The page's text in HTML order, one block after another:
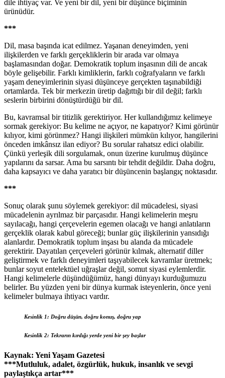
dile ihtiyaç var. Ve yeni bir dil, yeni bir düşünce biçiminin
ürünüdür.
***
Dil, masa başında icat edilmez. Yaşanan deneyimden, yeni
ilişkilerden ve farklı gerçekliklerin bir arada var olmaya
başlamasından doğar. Demokratik toplum inşasının dili de ancak
böyle gelişebilir. Farklı kimliklerin, farklı coğrafyaların ve farklı
yaşam deneyimlerinin siyasi düşünceye gerçekten taşınabildiği
ortamlarda. Tek bir merkezin üretip dağıttığı bir dil değil; farklı
seslerin birbirini dönüştürdüğü bir dil.
Bu, kavramsal bir titizlik gerektiriyor. Her kullandığımız kelimeye
sormak gerekiyor: Bu kelime ne açıyor, ne kapatıyor? Kimi görünür
kılıyor, kimi görünmez? Hangi ilişkileri mümkün kılıyor, hangilerini
önceden imkânsız ilan ediyor? Bu sorular rahatsız edici olabilir.
Çünkü yerleşik dili sorgulamak, onun üzerine kurulmuş düşünce
yapılarını da sarsar. Ama bu sarsıntı bir tehdit değildir. Daha doğru,
daha kapsayıcı ve daha yaratıcı bir düşüncenin başlangıç noktasıdır.
***
Sonuç olarak şunu söylemek gerekiyor: dil mücadelesi, siyasi
mücadelenin ayrılmaz bir parçasıdır. Hangi kelimelerin meşru
sayılacağı, hangi çerçevelerin egemen olacağı ve hangi anlatıların
gerçeklik olarak kabul göreceği; bunlar güç ilişkilerinin yansıdığı
alanlardır. Demokratik toplum inşası bu alanda da mücadele
gerektirir. Dayatılan çerçeveleri görünür kılmak, alternatif diller
geliştirmek ve farklı deneyimleri taşıyabilecek kavramlar üretmek;
bunlar soyut entelektüel uğraşlar değil, somut siyasi eylemlerdir.
Hangi kelimelerle düşündüğümüz, hangi dünyayı kurduğumuzu
belirler. Bu yüzden yeni bir dünya kurmak isteyenlerin, önce yeni
kelimeler bulmaya ihtiyacı vardır.
Kesinlik 1: Doğru düşün, doğru konuş, doğru yap
Kesinlik 2: Tekrarın kırdığı yerde yeni bir şey başlar
Kaynak: Yeni Yaşam Gazetesi
***Mutluluk, adalet, özgürlük, hukuk, insanlık ve sevgi
paylaştıkça artar***